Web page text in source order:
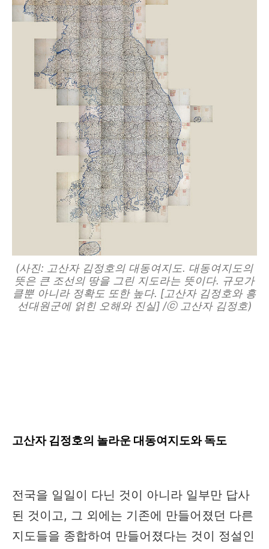
(사진: 고산자 김정호의 대동여지도. 대동여지도의
뜻은 큰 조선의 땅을 그린 지도라는 뜻이다. 규모가
클뿐 아니라 정확도 또한 높다. [고산자 김정호와 흥
선대원군에 얽힌 오해와 진실] /ⓒ 고산자 김정호)
고산자 김정호의 놀라운 대동여지도와 독도
전국을 일일이 다닌 것이 아니라 일부만 답사
된 것이고, 그 외에는 기존에 만들어졌던 다른
지도들을 종합하여 만들어졌다는 것이 정설인